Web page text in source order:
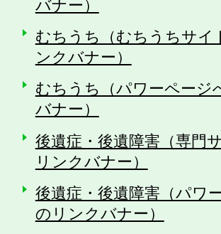
バナー）
むちうち（むちうちサイ
ンクバナー）
むちうち（パワーページ
バナー）
後遺症・後遺障害（専門
リンクバナー）
後遺症・後遺障害（パワ
のリンクバナー）